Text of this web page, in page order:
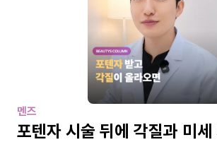
멘즈
포텐자 시술 뒤에 각질과 미